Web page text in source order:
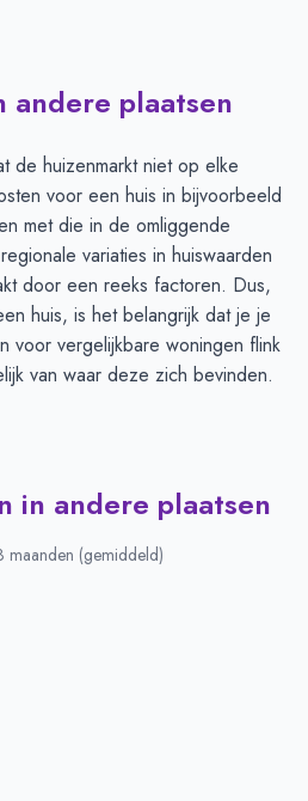
andere plaatsen
de huizenmarkt niet op elke
voor een huis in bijvoorbeeld
met die in de omliggende
variaties in huiswaarden
door een reeks factoren. Dus,
huis, is het belangrijk dat je je
voor vergelijkbare woningen flink
van waar deze zich bevinden.
in andere plaatsen
maanden (gemiddeld)